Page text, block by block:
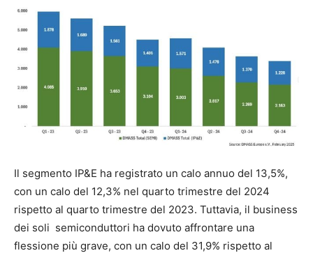
Il segmento IP&E ha registrato un calo annuo del 13,5%,
con un calo del 12,3% nel quarto trimestre del 2024
rispetto al quarto trimestre del 2023. Tuttavia, il business
dei soli semiconduttori ha dovuto affrontare una
flessione più grave, con un calo del 31,9% rispetto al